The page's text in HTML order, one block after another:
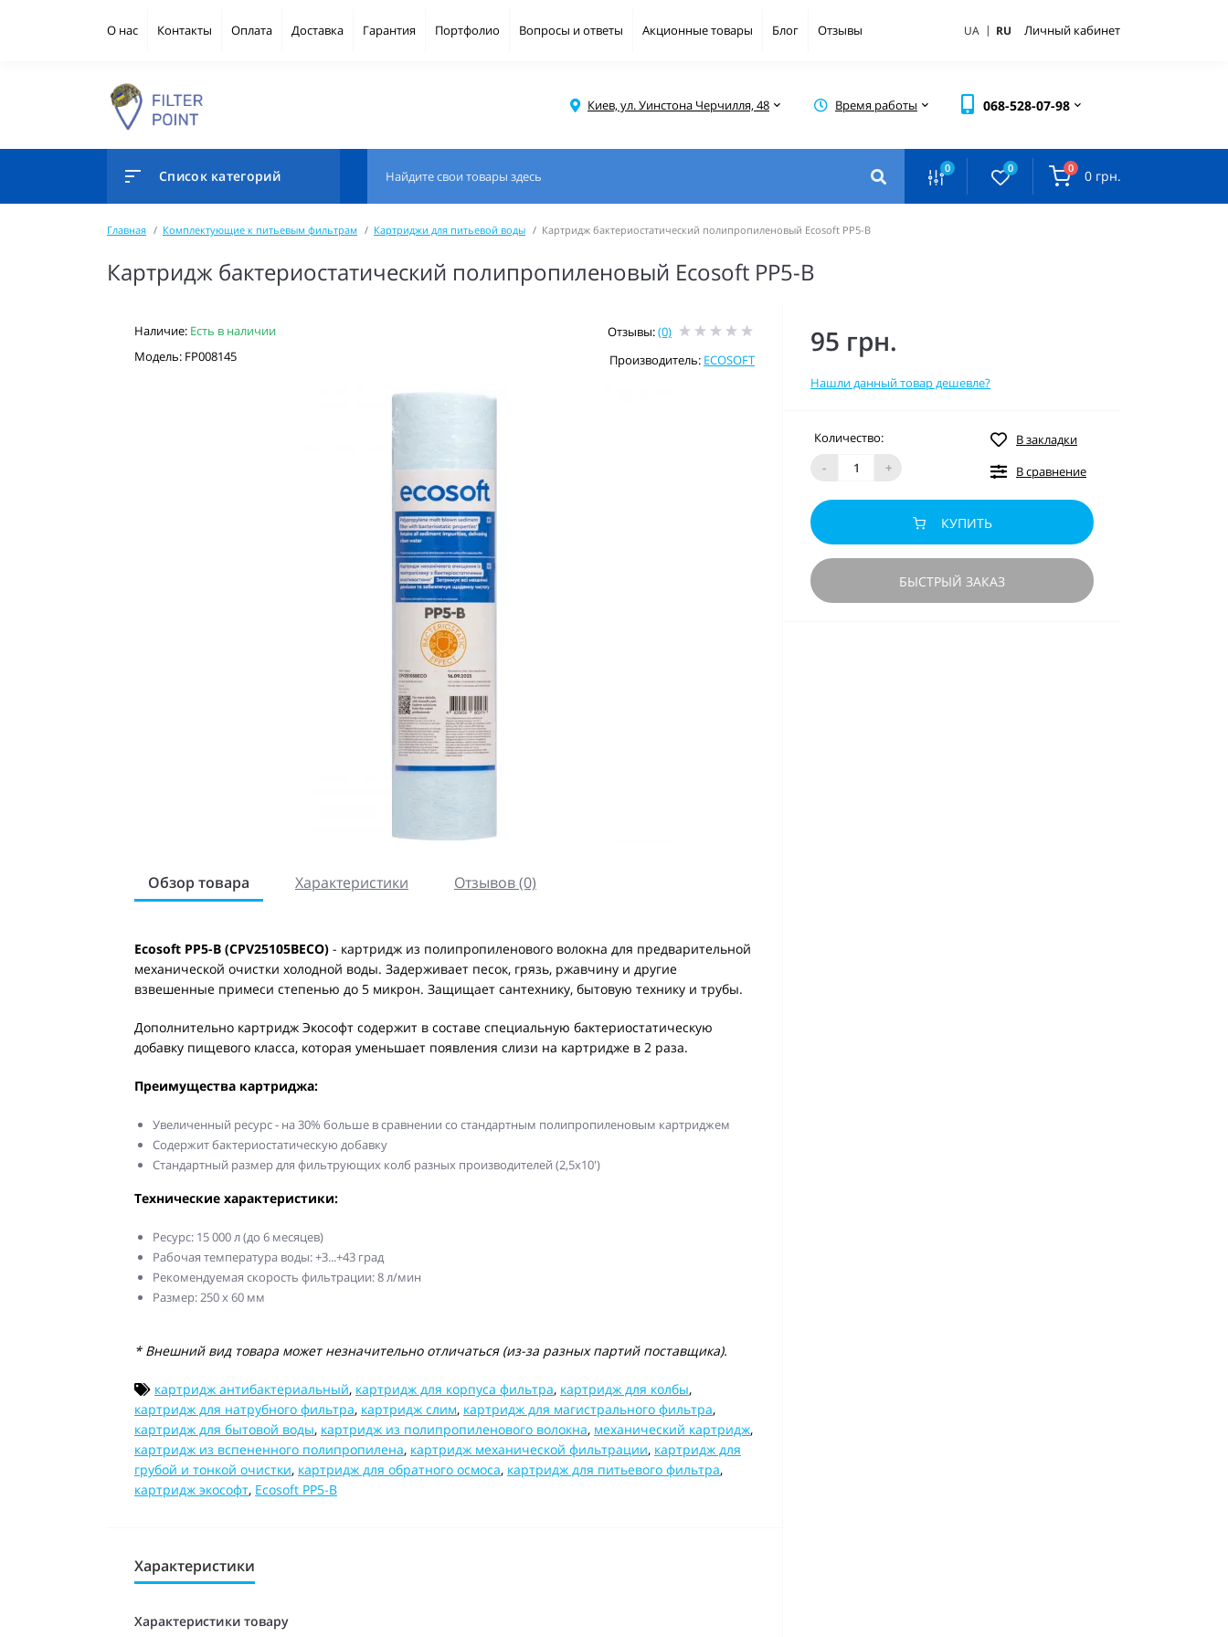
О нас Контакты Оплата Доставка Гарантия Портфолио Вопросы и ответы Акционные товары Блог Отзывы UA | RU Личный кабинет
Киев, ул. Уинстона Черчилля, 48 Время работы 068-528-07-98
Список категорий 0 0 0 0 грн.
Главная Комплектующие к питьевым фильтрам Картриджи для питьевой воды Картридж бактериостатический полипропиленовый Ecosoft PP5-B
Картридж бактериостатический полипропиленовый Ecosoft PP5-B
Наличие: Есть в наличии
Модель: FP008145
Отзывы:(0)
Производитель: ECOSOFT
Обзор товара Характеристики Отзывов (0)
Ecosoft PP5-B (CPV25105BECO) - картридж из полипропиленового волокна для предварительной
механической очистки холодной воды. Задерживает песок, грязь, ржавчину и другие
взвешенные примеси степенью до 5 микрон. Защищает сантехнику, бытовую технику и трубы.
Дополнительно картридж Экософт содержит в составе специальную бактериостатическую
добавку пищевого класса, которая уменьшает появления слизи на картридже в 2 раза.
Преимущества картриджа:
Увеличенный ресурс - на 30% больше в сравнении со стандартным полипропиленовым картриджем
Содержит бактериостатическую добавку
Стандартный размер для фильтрующих колб разных производителей (2,5х10')
Технические характеристики:
Ресурс: 15 000 л (до 6 месяцев)
Рабочая температура воды: +3...+43 град
Рекомендуемая скорость фильтрации: 8 л/мин
Размер: 250 х 60 мм
* Внешний вид товара может незначительно отличаться (из-за разных партий поставщика).
картридж антибактериальный, картридж для корпуса фильтра, картридж для колбы,
картридж для натрубного фильтра, картридж слим, картридж для магистрального фильтра,
картридж для бытовой воды, картридж из полипропиленового волокна, механический картридж,
картридж из вспененного полипропилена, картридж механической фильтрации, картридж для
грубой и тонкой очистки, картридж для обратного осмоса, картридж для питьевого фильтра,
картридж экософт, Ecosoft PP5-B
Характеристики
Характеристики товару
95 грн.
Нашли данный товар дешевле?
Количество:
-
+
В закладки
В сравнение
КУПИТЬ
БЫСТРЫЙ ЗАКАЗ